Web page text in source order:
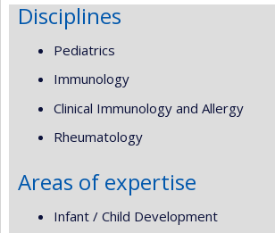
Disciplines
Pediatrics
Immunology
Clinical Immunology and Allergy
Rheumatology
Areas of expertise
Infant / Child Development